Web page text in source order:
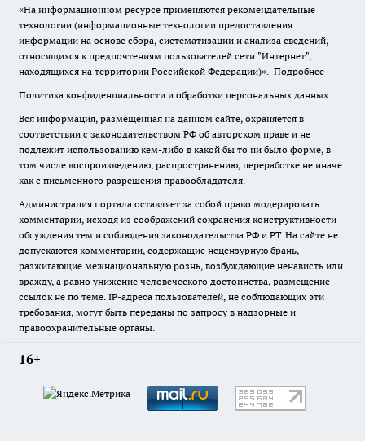
«На информационном ресурсе применяются рекомендательные
технологии (информационные технологии предоставления
информации на основе сбора, систематизации и анализа сведений,
относящихся к предпочтениям пользователей сети "Интернет",
находящихся на территории Российской Федерации)». Подробнее
Политика конфиденциальности и обработки персональных данных
Вся информация, размещенная на данном сайте, охраняется в
соответствии с законодательством РФ об авторском праве и не
подлежит использованию кем-либо в какой бы то ни было форме, в
том числе воспроизведению, распространению, переработке не иначе
как с письменного разрешения правообладателя.
Администрация портала оставляет за собой право модерировать
комментарии, исходя из соображений сохранения конструктивности
обсуждения тем и соблюдения законодательства РФ и РТ. На сайте не
допускаются комментарии, содержащие нецензурную брань,
разжигающие межнациональную рознь, возбуждающие ненависть или
вражду, а равно унижение человеческого достоинства, размещение
ссылок не по теме. IP-адреса пользователей, не соблюдающих эти
требования, могут быть переданы по запросу в надзорные и
правоохранительные органы.
16+